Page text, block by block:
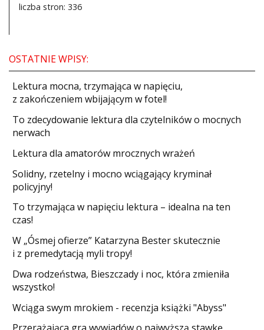
liczba stron: 336
OSTATNIE WPISY:
​Lektura mocna, trzymająca w napięciu,
z zakończeniem wbijającym w fotel!
​To zdecydowanie lektura dla czytelników o mocnych
nerwach
Lektura dla amatorów mrocznych wrażeń
Solidny, rzetelny i mocno wciągający kryminał
policyjny!
​To trzymająca w napięciu lektura – idealna na ten
czas!
W „Ósmej ofierze” Katarzyna Bester skutecznie
i z premedytacją myli tropy!
Dwa rodzeństwa, Bieszczady i noc, która zmieniła
wszystko!
Wciąga swym mrokiem - recenzja książki "Abyss"